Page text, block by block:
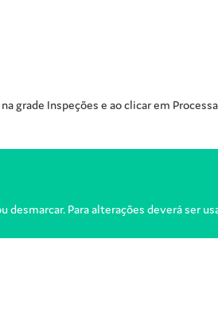
grade Inspeções e ao clicar em
Para alterações deverá ser